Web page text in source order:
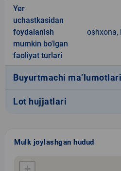
Yer
uchastkasidan
foydalanish
mumkin bo'lgan
faoliyat turlari
oshxona,
Buyurtmachi ma’lumotlari
Lot hujjatlari
Mulk joylashgan hudud